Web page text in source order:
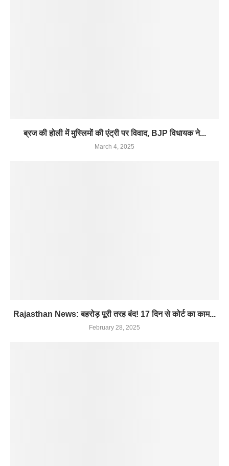
ब्रज की होली में मुस्लिमों की एंट्री पर विवाद, BJP विधायक ने...
March 4, 2025
Rajasthan News: बहरोड़ पूरी तरह बंद! 17 दिन से कोर्ट का काम...
February 28, 2025